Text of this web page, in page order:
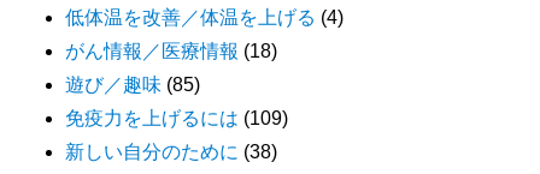
低体温を改善／体温を上げる (4)
がん情報／医療情報 (18)
遊び／趣味 (85)
免疫力を上げるには (109)
新しい自分のために (38)